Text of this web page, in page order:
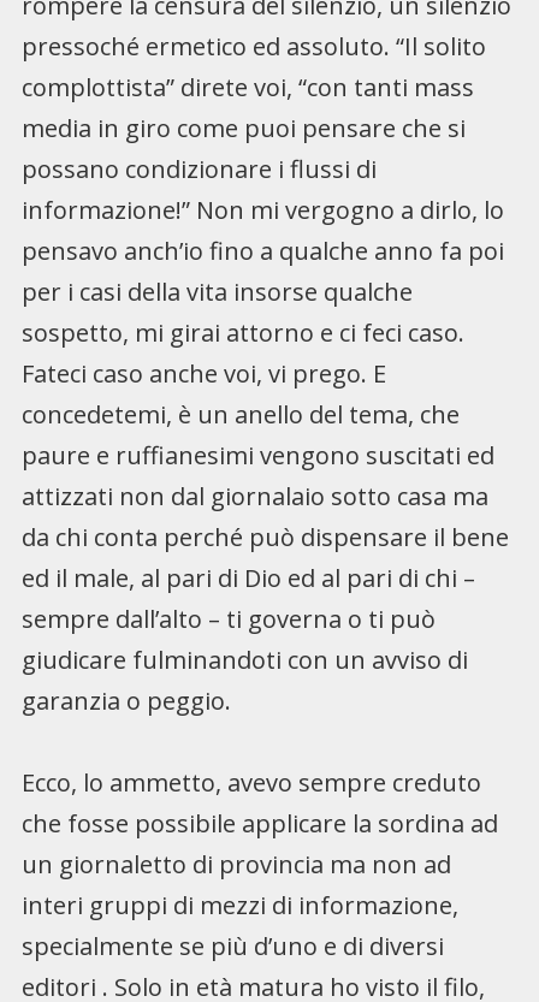
pressoché ermetico ed assoluto. “Il solito
complottista” direte voi, “con tanti mass
media in giro come puoi pensare che si
possano condizionare i flussi di
informazione!” Non mi vergogno a dirlo, lo
pensavo anch’io fino a qualche anno fa poi
per i casi della vita insorse qualche
sospetto, mi girai attorno e ci feci caso.
Fateci caso anche voi, vi prego. E
concedetemi, è un anello del tema, che
paure e ruffianesimi vengono suscitati ed
attizzati non dal giornalaio sotto casa ma
da chi conta perché può dispensare il bene
ed il male, al pari di Dio ed al pari di chi –
sempre dall’alto – ti governa o ti può
giudicare fulminandoti con un avviso di
garanzia o peggio.
Ecco, lo ammetto, avevo sempre creduto
che fosse possibile applicare la sordina ad
un giornaletto di provincia ma non ad
interi gruppi di mezzi di informazione,
specialmente se più d’uno e di diversi
editori . Solo in età matura ho visto il filo,